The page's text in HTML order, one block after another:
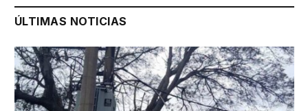
ÚLTIMAS NOTICIAS